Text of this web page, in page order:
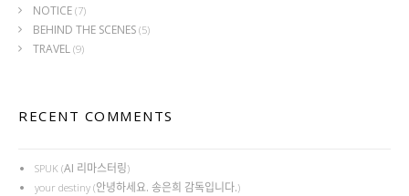
NOTICE (7)
BEHIND THE SCENES (5)
TRAVEL (9)
RECENT COMMENTS
SPUK (AI 리마스터링)
your destiny (안녕하세요. 송은희 감독입니다.)